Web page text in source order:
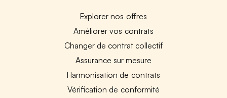
Explorer nos offres
Améliorer vos contrats
Changer de contrat collectif
Assurance sur mesure
Harmonisation de contrats
Vérification de conformité